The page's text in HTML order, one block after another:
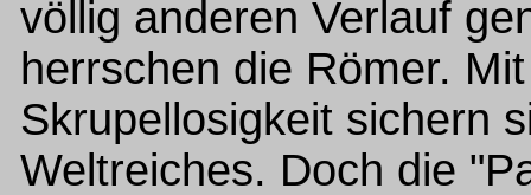
völlig anderen Verlauf
herrschen die Römer.
Skrupellosigkeit sichern
Weltreiches. Doch die